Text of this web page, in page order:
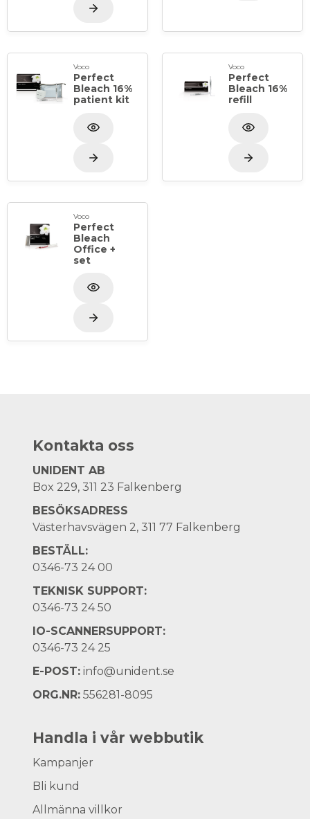
Voco
Perfect
Bleach 16%
patient kit
Voco
Perfect
Bleach 16%
refill
Voco
Perfect
Bleach
Office +
set
Kontakta oss
UNIDENT AB
Box 229, 311 23 Falkenberg
BESÖKSADRESS
Västerhavsvägen 2, 311 77 Falkenberg
BESTÄLL:
0346-73 24 00
TEKNISK SUPPORT:
0346-73 24 50
IO-SCANNERSUPPORT:
0346-73 24 25
E-POST: info@unident.se
ORG.NR: 556281-8095
Handla i vår webbutik
Kampanjer
Bli kund
Allmänna villkor